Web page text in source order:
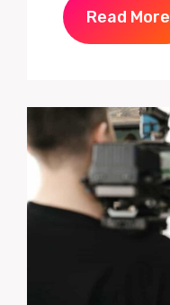
Read More